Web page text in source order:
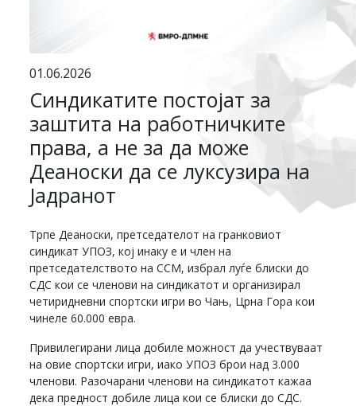
01.06.2026
Синдикатите постојат за
заштита на работничките
права, а не за да може
Деаноски да се луксузира на
Јадранот
Трпе Деаноски, претседателот на гранковиот
синдикат УПОЗ, кој инаку е и член на
претседателството на ССМ, избрал луѓе блиски до
СДС кои се членови на синдикатот и организирал
четиридневни спортски игри во Чањ, Црна Гора кои
чинеле 60.000 евра.
Привилегирани лица добиле можност да учествуваат
на овие спортски игри, иако УПОЗ брои над 3.000
членови. Разочарани членови на синдикатот кажаа
дека предност добиле лица кои се блиски до СДС.